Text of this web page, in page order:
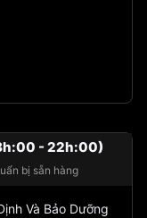
- 22h:00)
bị sẵn hàng
Và Bảo Dưỡng